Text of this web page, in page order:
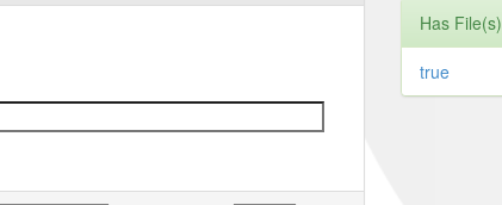
Has File(s)
true